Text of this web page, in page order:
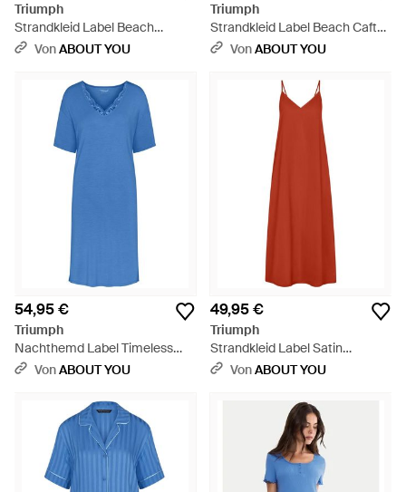
Triumph
Strandkleid Label Beach
Mywear - Weiß
VonABOUT YOU
Triumph
Strandkleid Label Beach Caftan
- PinkVonABOUT YOU
54,95 €
Triumph
Nachthemd Label Timeless
Sensuality - Blau
VonABOUT YOU
49,95 €
Triumph
Strandkleid Label Satin
Summer - Rot
VonABOUT YOU